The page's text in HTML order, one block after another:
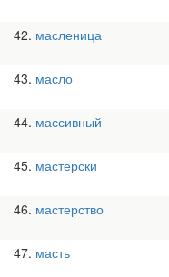
42 масленица
43 масло
44 массивный
45 мастерски
46 мастерство
47 масть